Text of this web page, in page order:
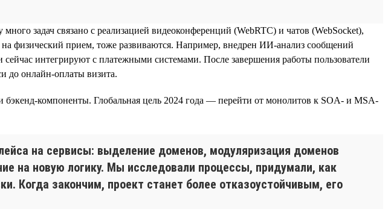
задач связано с реализацией видеоконференций (WebRTC) и чатов (WebSocket),
физический прием, тоже развиваются. Например, внедрен ИИ-анализ сообщений
интегрируют с платежными системами. После завершения работы пользователи
до онлайн-оплаты визита.
компоненты. Глобальная цель 2024 года — перейти от монолитов к SOA- и MSA-
на сервисы: выделение доменов, модуляризация доменов
на новую логику. Мы исследовали процессы, придумали, как
Когда закончим, проект станет более отказоустойчивым, его